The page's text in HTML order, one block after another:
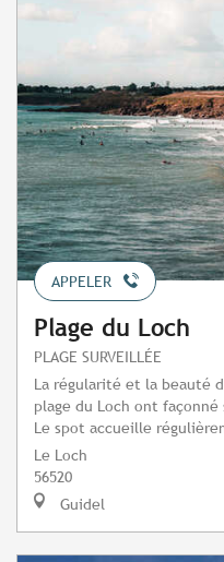
APPELER
Plage du Loch
PLAGE SURVEILLÉE
La régularité et la beauté
plage du Loch ont
Le spot accueille
Le Loch
56520
Guidel